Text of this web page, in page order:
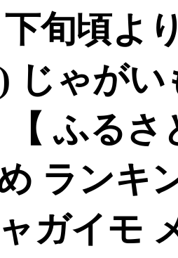
下旬頃よ
じゃがい
【 ふるさ
ランキ
ガイモ